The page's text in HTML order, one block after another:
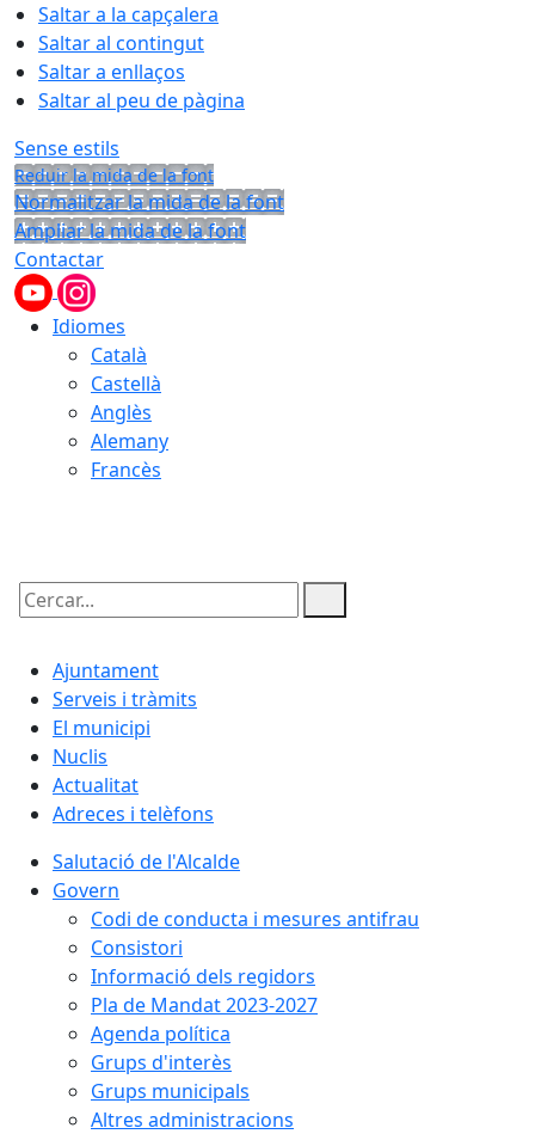
Saltar a la capçalera
Saltar al contingut
Saltar a enllaços
Saltar al peu de pàgina
Sense estils
Reduir la mida de la font
Normalitzar la mida de la font
Ampliar la mida de la font
Contactar
Idiomes
Català
Castellà
Anglès
Alemany
Francès
Cercar:
Ajuntament
Serveis i tràmits
El municipi
Nuclis
Actualitat
Adreces i telèfons
Salutació de l'Alcalde
Govern
Codi de conducta i mesures antifrau
Consistori
Informació dels regidors
Pla de Mandat 2023-2027
Agenda política
Grups d'interès
Grups municipals
Altres administracions